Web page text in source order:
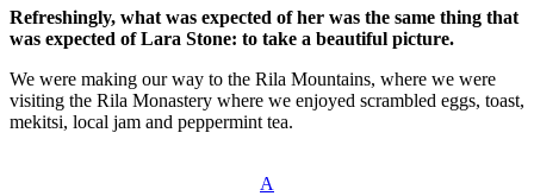
Refreshingly, what was expected of her was the same thing that
was expected of Lara Stone: to take a beautiful picture.
We were making our way to the Rila Mountains, where we were
visiting the Rila Monastery where we enjoyed scrambled eggs, toast,
mekitsi, local jam and peppermint tea.
A